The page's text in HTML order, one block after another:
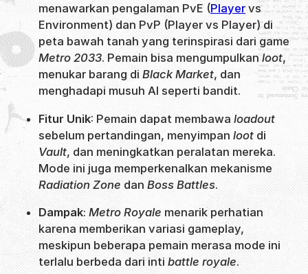
menawarkan pengalaman PvE (Playervs
Environment) dan PvP (Player vs Player) di
peta bawah tanah yang terinspirasi dari game
Metro 2033. Pemain bisa mengumpulkanloot,
menukar barang diBlack Market, dan
menghadapi musuh AI seperti bandit.
Fitur Unik: Pemain dapat membawa loadout
sebelum pertandingan, menyimpan loot di
Vault, dan meningkatkan peralatan mereka.
Mode ini juga memperkenalkan mekanisme
Radiation Zonedan Boss Battles.
Dampak: Metro Royale menarik perhatian
karena memberikan variasi gameplay,
meskipun beberapa pemain merasa mode ini
terlalu berbeda dari inti battle royale.